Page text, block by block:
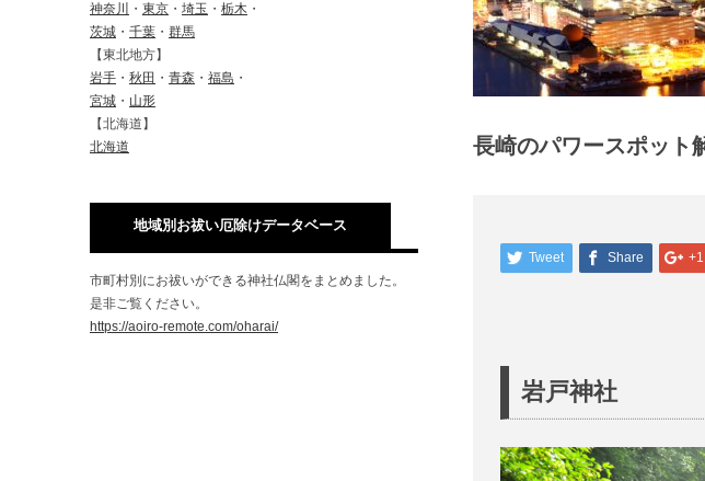
長崎のパワースポット
Tweet Share +1
岩戸神社
神奈川
・ 東京 ・ 埼玉 ・ 栃木 ・
茨城 ・ 千葉 ・ 群馬
【東北地方】
岩手 ・ 秋田 ・ 青森 ・ 福島 ・
宮城 ・ 山形
【北海道】
北海道
地域別お祓い厄除けデータベース
市町村別にお祓いができる神社仏閣をまとめました。
是非ご覧ください。
https://aoiro-remote.com/oharai/